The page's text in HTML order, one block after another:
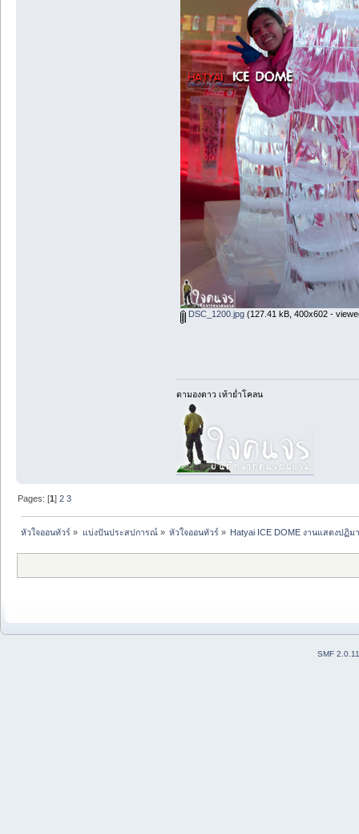
DSC_1200.jpg(127.41 kB, 400x602 -
ตามองดาว เท้าย่ำโคลน
Pages: [1]2 3
หัวใจออนทัวร์ » แบ่งปันประสปการณ์» หัวใจออนทัวร์» Hatyai ICE DOME งานแสดงปฏิ
SMF 2.0.11